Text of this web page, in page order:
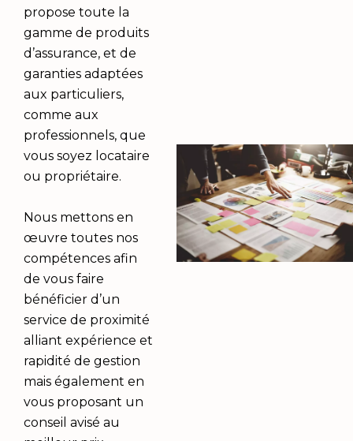
propose toute la
gamme de produits
d’assurance, et de
garanties adaptées
aux particuliers,
comme aux
professionnels, que
vous soyez locataire
ou propriétaire.
Nous mettons en
œuvre toutes nos
compétences afin
de vous faire
bénéficier d’un
service de proximité
alliant expérience et
rapidité de gestion
mais également en
vous proposant un
conseil avisé au